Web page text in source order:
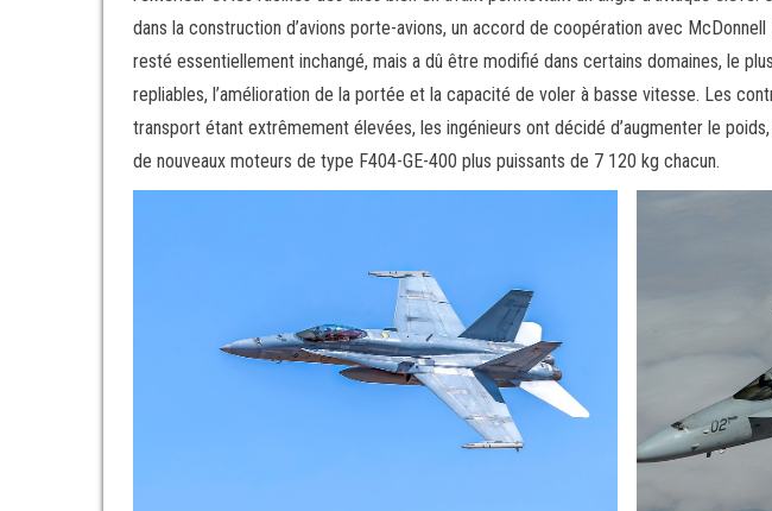
dans la construction d’avions porte-avions, un accord de coopération avec
resté essentiellement inchangé, mais a dû être modifié dans certains domaines, le
repliables, l’amélioration de la portée et la capacité de voler à basse vitesse. Les
transport étant extrêmement élevées, les ingénieurs ont décidé d’augmenter le
de nouveaux moteurs de type F404-GE-400 plus puissants de 7 120 kg chacun.